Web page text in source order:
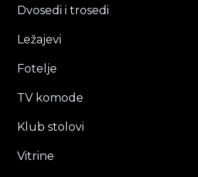
Dvosedi i trosedi
Ležajevi
Fotelje
TV komode
Klub stolovi
Vitrine